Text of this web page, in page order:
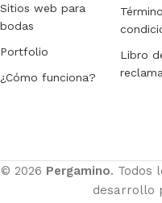
Sitios web para
bodas
Portfolio
¿Cómo funciona?
Libro
© 2026 Pergamino. Todos
desarrollo